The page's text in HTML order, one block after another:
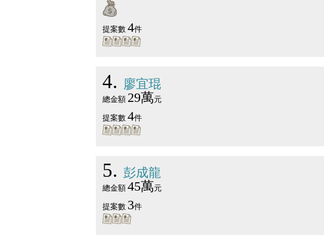
提案數4件
4 廖宜琨
總金額 29萬元
提案數4件
5 彭成龍
總金額45萬元
提案數 3件